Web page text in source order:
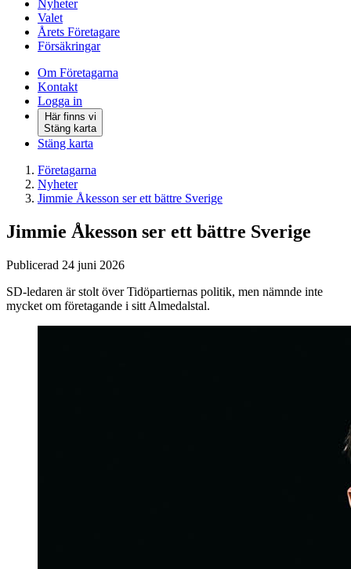
Nyheter
Valet
Årets Företagare
Försäkringar
Om Företagarna
Kontakt
Logga in
Här finns vi
Stäng karta
Stäng karta
Företagarna
Nyheter
Jimmie Åkesson ser ett bättre Sverige
Jimmie Åkesson ser ett bättre Sverige
Publicerad 24 juni 2026
SD-ledaren är stolt över Tidöpartiernas politik, men nämnde inte
mycket om företagande i sitt Almedalstal.